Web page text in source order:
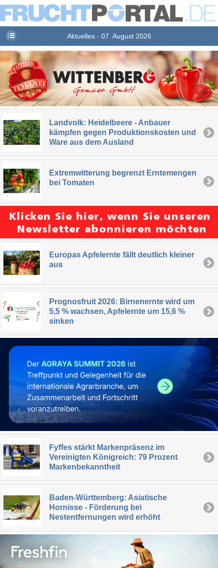
Aktuelles - 07. August 2026
Landvolk: Heidelbeere - Anbauer
kämpfen gegen Produktionskosten und
Ware aus dem Ausland
Extremwitterung begrenzt Erntemengen
bei Tomaten
Europas Apfelernte fällt deutlich kleiner
aus
Prognosfruit 2026: Birnenernte wird um
5,5 % wachsen, Apfelernte um 15,6 %
sinken
Fyffes stärkt Markenpräsenz im
Vereinigten Königreich: 79 Prozent
Markenbekanntheit
Baden-Württemberg: Asiatische
Hornisse - Förderung bei
Nestentfernungen wird erhöht